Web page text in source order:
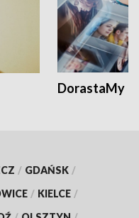
DorastaMy
/ GDAŃSK /
/ KIELCE /